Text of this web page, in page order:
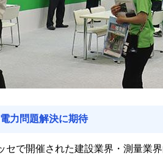
力問題解決に期待
セで開催された建設業界・測量業